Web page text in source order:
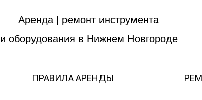
Аренда | ремонт инструмента
и оборудования в Нижнем Новгороде
ПРАВИЛА АРЕНДЫ